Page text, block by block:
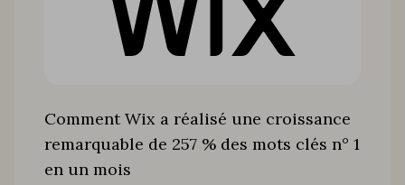
Comment Wix a réalisé une croissance
remarquable de 257 % des mots clés n° 1
en un mois